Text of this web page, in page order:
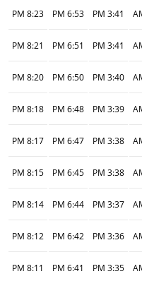
3:41 PM
6:53 PM
8:23 PM
3:41 PM
6:51 PM
8:21 PM
3:40 PM
6:50 PM
8:20 PM
3:39 PM
6:48 PM
8:18 PM
3:38 PM
6:47 PM
8:17 PM
3:38 PM
6:45 PM
8:15 PM
3:37 PM
6:44 PM
8:14 PM
3:36 PM
6:42 PM
8:12 PM
3:35 PM
6:41 PM
8:11 PM